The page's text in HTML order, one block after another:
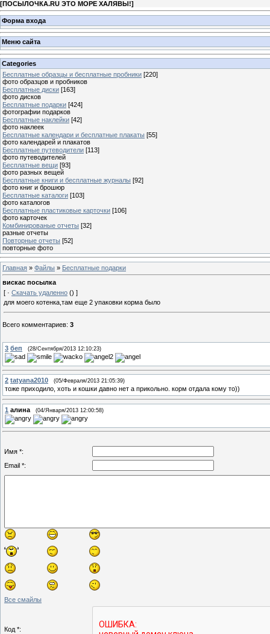
[ПОСЫЛОЧКА.RU ЭТО МОРЕ ХАЛЯВЫ!]
Форма входа
Меню сайта
Categories
Бесплатные образцы и бесплатные пробники [220]
фото образцов и пробников
Бесплатные диски [163]
фото дисков
Бесплатные подарки [424]
фотографии подарков
Бесплатные наклейки [42]
фото наклеек
Бесплатные календари и бесплатные плакаты [55]
фото календарей и плакатов
Бесплатные путеводители [113]
фото путеводителей
Бесплатные вещи [93]
фото разных вещей
Бесплатные книги и бесплатные журналы [92]
фото книг и брошюр
Бесплатные каталоги [103]
фото каталогов
Бесплатные пластиковые карточки [106]
фото карточек
Комбинированые отчеты [32]
разные отчеты
Повторные отчеты [52]
повторные фото
Главная » Файлы » Бесплатные подарки
вискас посылка
[ · Скачать удаленно () ]
для моего котенка,там еще 2 упаковки корма было
Всего комментариев: 3
3 беп (28/Сентября/2013 12:10:23)
2 tatyana2010 (05/Февраля/2013 21:05:39)
тоже приходило, хоть и кошки давно нет а прикольно. корм отдала кому то))
1 алина (04/Января/2013 12:00:58)
Имя *:
Email *:
Все смайлы
Код *: